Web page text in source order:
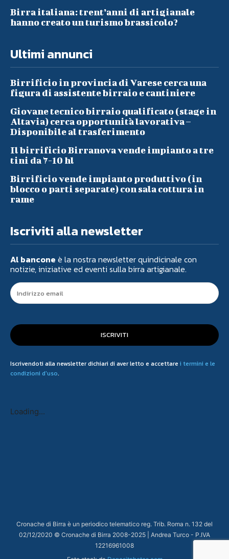
Birra italiana: trent’anni di artigianale
hanno creato un turismo brassicolo?
Ultimi annunci
Birrificio in provincia di Varese cerca una
figura di assistente birraio e cantiniere
Giovane tecnico birraio qualificato (stage in
Altavia) cerca opportunità lavorativa –
Disponibile al trasferimento
Il birrificio Birranova vende impianto a tre
tini da 7-10 hl
Birrificio vende impianto produttivo (in
blocco o parti separate) con sala cottura in
rame
Iscriviti alla newsletter
Al bancone è la nostra newsletter quindicinale con
notizie, iniziative ed eventi sulla birra artigianale.
ISCRIVITI
Iscrivendoti alla newsletter dichiari di aver letto e accettare i termini e le
condizioni d'uso.
Loading...
Cronache di Birra è un periodico telematico reg. Trib. Roma n. 132 del
02/12/2020 © Cronache di Birra 2008-2025 | Andrea Turco - P.IVA
12216961008